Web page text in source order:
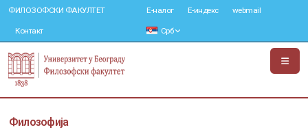
ФИЛОЗОФСКИ ФАКУЛТЕТ
Контакт
Е-налог Е-индекс webmail
Срб
Филозофија